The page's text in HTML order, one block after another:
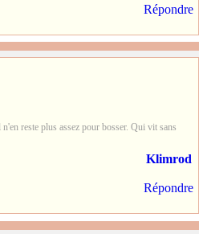
Répondre
reste plus assez pour bosser. Qui vit sans
Klimrod
Répondre